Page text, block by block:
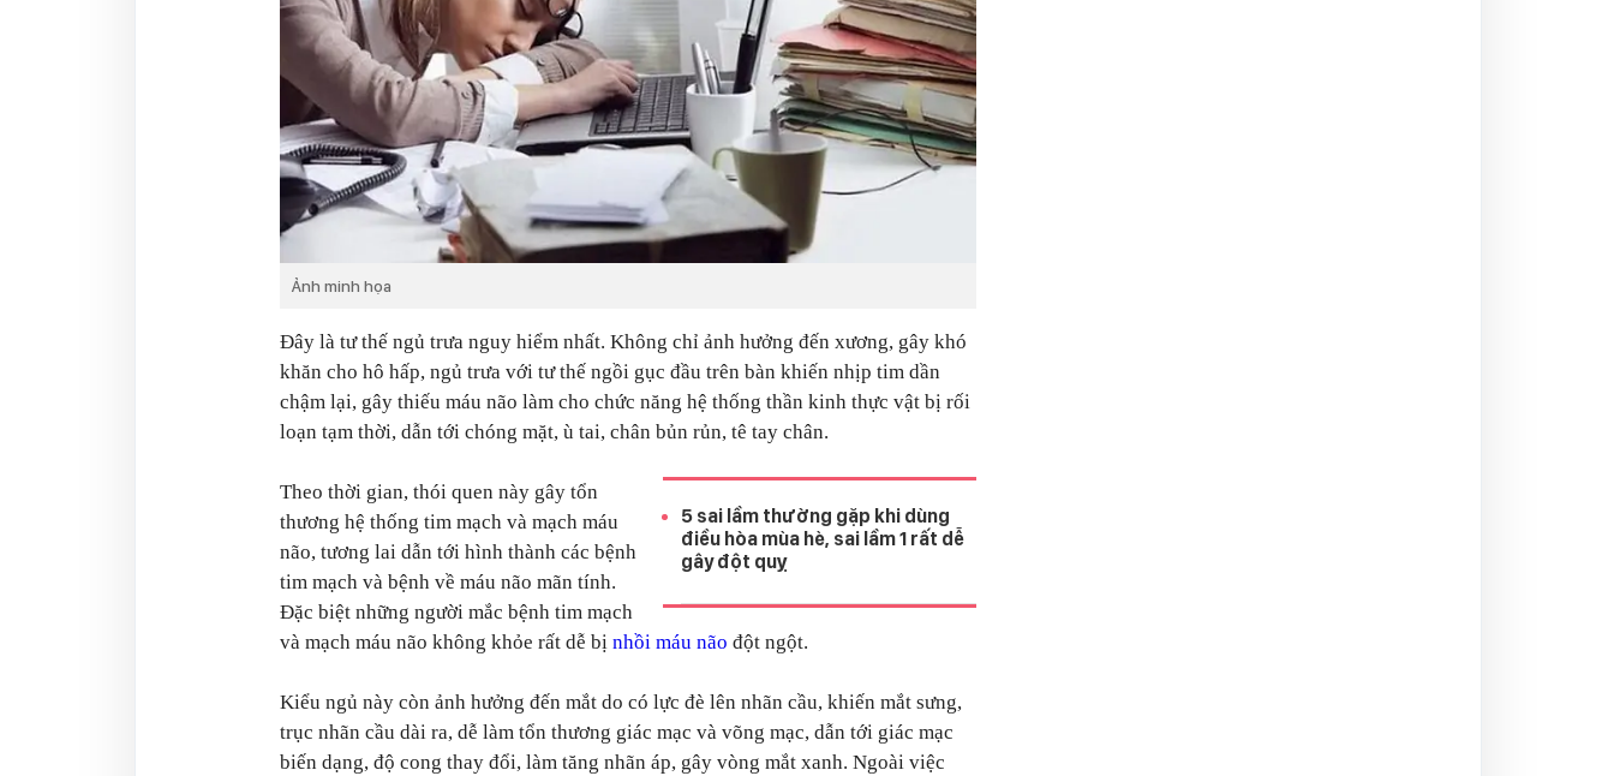
Ảnh minh họa
Đây là tư thế ngủ trưa nguy hiểm nhất. Không chỉ ảnh hưởng đến xương, gây khó
khăn cho hô hấp, ngủ trưa với tư thế ngồi gục đầu trên bàn khiến nhịp tim dần
chậm lại, gây thiếu máu não làm cho chức năng hệ thống thần kinh thực vật bị rối
loạn tạm thời, dẫn tới chóng mặt, ù tai, chân bủn rủn, tê tay chân.
5 sai lầm thường gặp khi dùng
điều hòa mùa hè, sai lầm 1 rất dễ
gây đột quỵ
Theo thời gian, thói quen này gây tổn
thương hệ thống tim mạch và mạch máu
não, tương lai dẫn tới hình thành các bệnh
tim mạch và bệnh về máu não mãn tính.
Đặc biệt những người mắc bệnh tim mạch
và mạch máu não không khỏe rất dễ bị nhồi máu não đột ngột.
Kiểu ngủ này còn ảnh hưởng đến mắt do có lực đè lên nhãn cầu, khiến mắt sưng,
trục nhãn cầu dài ra, dễ làm tổn thương giác mạc và võng mạc, dẫn tới giác mạc
biến dạng, độ cong thay đổi, làm tăng nhãn áp, gây vòng mắt xanh. Ngoài việc